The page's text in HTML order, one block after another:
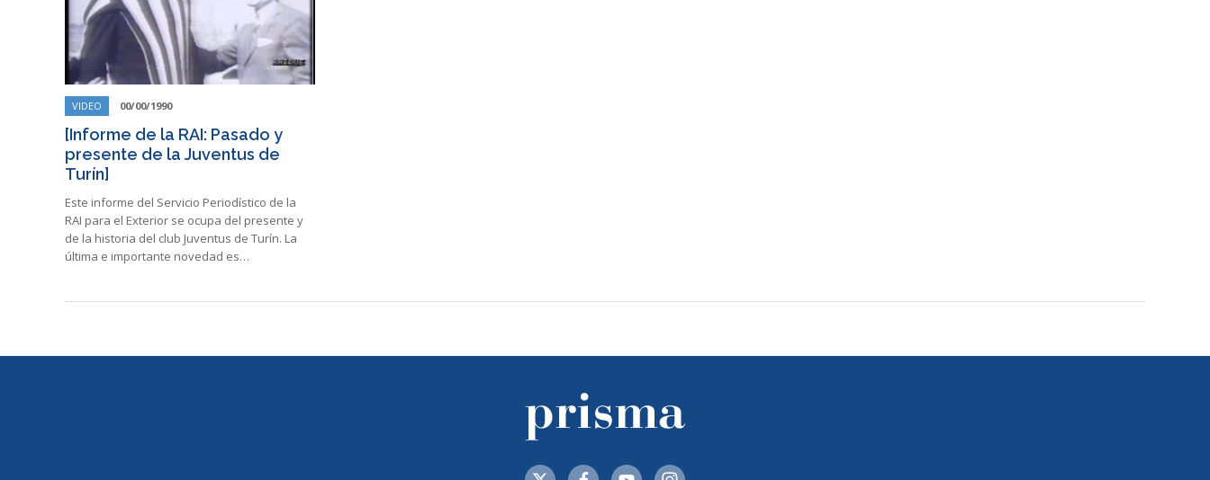
VIDEO 00/00/1990
[Informe de la RAI: Pasado y
presente de la Juventus de
Turín]
Este informe del Servicio Periodístico de la
RAI para el Exterior se ocupa del presente y
de la historia del club Juventus de Turín. La
última e importante novedad es…